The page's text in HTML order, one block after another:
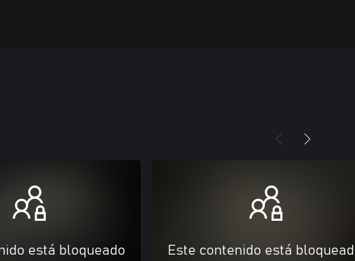
está bloqueado Este contenido está